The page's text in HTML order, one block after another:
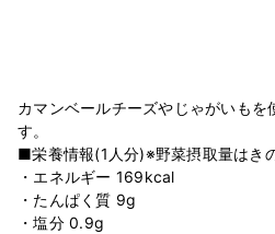
カマンベールチーズやじゃがいも
す。
■栄養情報(1人分)※野菜摂取量はき
・エネルギー 169kcal
・たんぱく質 9g
・塩分 0.9g